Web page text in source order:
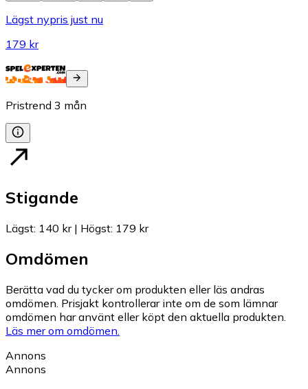
Lägst nypris just nu
179 kr
Pristrend 3 mån
Stigande
Lägst: 140 kr| Högst: 179 kr
Omdömen
Berätta vad du tycker om produkten eller läs andras
omdömen. Prisjakt kontrollerar inte om de som lämnar
omdömen har använt eller köpt den aktuella produkten.
Läs mer om omdömen.
Annons
Annons